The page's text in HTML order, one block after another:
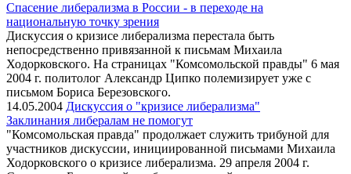
Спасение либерализма в России - в переходе на
национальную точку зрения
Дискуссия о кризисе либерализма перестала быть
непосредственно привязанной к письмам Михаила
Ходорковского. На страницах "Комсомольской правды" 6 мая
2004 г. политолог Александр Ципко полемизирует уже с
письмом Бориса Березовского.
14.05.2004 Дискуссия о "кризисе либерализма"
Заклинания либералам не помогут
"Комсомольская правда" продолжает служить трибуной для
участников дискуссии, инициированной письмами Михаила
Ходорковского о кризисе либерализма. 29 апреля 2004 г.